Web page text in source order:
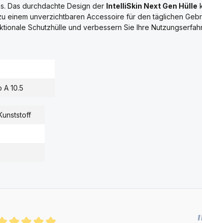
Das durchdachte Design der IntelliSkin Next Gen Hülle
einem unverzichtbaren Accessoire für den täglichen
Schutzhülle und verbessern Sie Ihre
A 10.5